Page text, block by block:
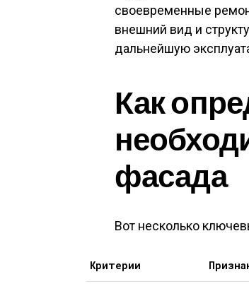
своевременные
внешний вид и
дальнейшую
Как
фасада
Вот несколько
Критерии